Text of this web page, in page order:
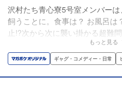
沢村たち青心寮5号室メンバー
飼うことに。食事は？ お風呂は
止!?次から次に襲い掛かる超難
闘……。それでも彼らはくじけ
を知ってしまったから！猫と球
のA』ほっこりスピンオフコメ
もっと見る
ギャグ・コメディー・日常